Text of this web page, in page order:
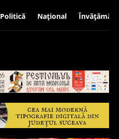
Politică Național Învățământ